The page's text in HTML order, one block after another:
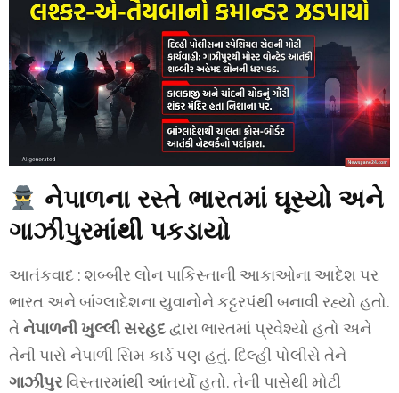
નેપાળના રસ્તે ભારતમાં ઘૂસ્યો અને
ગાઝીપુરમાંથી પકડાયો
આતંકવાદ : શબ્બીર લોન પાકિસ્તાની આકાઓના આદેશ પર
ભારત અને બાંગ્લાદેશના યુવાનોને કટ્ટરપંથી બનાવી રહ્યો હતો.
તે નેપાળની ખુલ્લી સરહદદ્વારા ભારતમાં પ્રવેશ્યો હતો અને
તેની પાસે નેપાળી સિમ કાર્ડ પણ હતું. દિલ્હી પોલીસે તેને
ગાઝીપુરવિસ્તારમાંથી આંતર્યો હતો. તેની પાસેથી મોટી